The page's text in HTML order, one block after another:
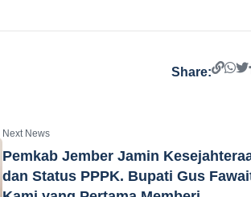
Share:
Next News
Pemkab Jember Jamin
dan Status PPPK. Bupati Gus